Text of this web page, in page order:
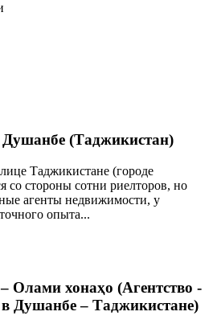
Душанбе (Таджикистан)
Таджикистане (городе
со стороны сотни риелторов, но
агенты недвижимости, у
опыта...
Олами хонаҳо (Агентство -
в Душанбе – Таджикистане)